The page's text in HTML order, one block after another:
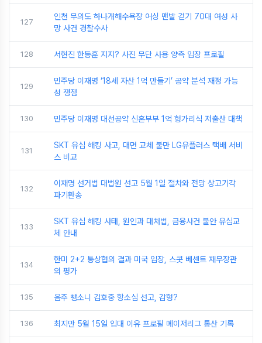
127
인천 무의도 하나개해수욕장 어싱 맨발 걷기 70대 여성 사
망 사건 경찰수사
128 서현진 한동훈 지지? 사진 무단 사용 양측 입장 프로필
129
민주당 이재명 ‘18세 자산 1억 만들기’ 공약 분석 재정 가능
성 쟁점
130 민주당 이재명 대선공약 신혼부부 1억 헝가리식 저출산 대책
131
SKT 유심 해킹 사고, 대면 교체 불만 LG유플러스 택배 서비
스 비교
132
이재명 선거법 대법원 선고 5월 1일 절차와 전망 상고기각
파기환송
133
SKT 유심 해킹 사태, 원인과 대처법, 금융사건 불안 유심교
체 안내
134
한미 2+2 통상협의 결과 미국 입장, 스콧 베센트 재무장관
의 평가
135 음주 뺑소니 김호중 항소심 선고, 감형?
136 최지만 5월 15일 입대 이유 프로필 메이저리그 통산 기록